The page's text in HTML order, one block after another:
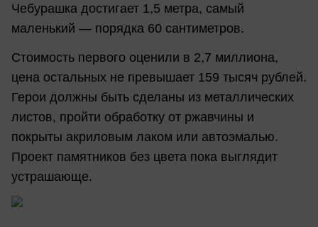
Чебурашка достигает 1,5 метра, самый
маленький — порядка 60 сантиметров.
Стоимость первого оценили в 2,7 миллиона,
цена остальных не превышает 159 тысяч рублей.
Герои должны быть сделаны из металлических
листов, пройти обработку от ржавчины и
покрыты акриловым лаком или автоэмалью.
Проект памятников без цвета пока выглядит
устрашающе.